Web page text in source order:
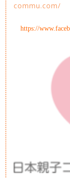
commu.com/
https://